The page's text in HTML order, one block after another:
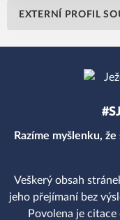
EXTERNÍ PROFIL
Razíme myšlenku,
Veškerý obsah
jeho přejímaní bez
Povolena je